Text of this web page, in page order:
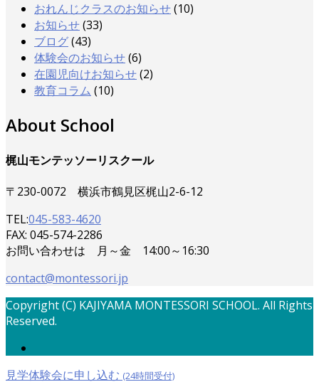
おれんじクラスのお知らせ(10)
お知らせ(33)
ブログ(43)
体験会のお知らせ(6)
在園児向けお知らせ(2)
教育コラム (10)
About School
梶山モンテッソーリスクール
〒230-0072 横浜市鶴見区梶山2-6-12
TEL:045-583-4620
FAX: 045-574-2286
お問い合わせは 月～金 14:00～16:30
contact@montessori.jp
Copyright (C) KAJIYAMA MONTESSORI SCHOOL. All Rights
Reserved.
見学体験会に申し込む (24時間受付)